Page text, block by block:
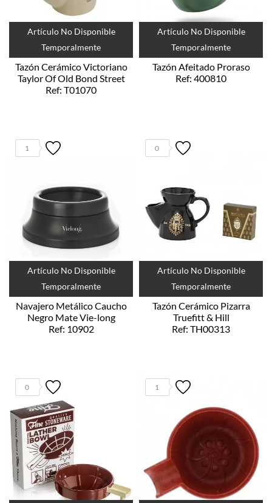
Artículo No Disponible
Temporalmente
Tazón Cerámico Victoriano
Taylor Of Old Bond Street
Ref: T01070
Artículo No Disponible
Temporalmente
Tazón Afeitado Proraso
Ref: 400810
Artículo No Disponible
Temporalmente
1
Navajero Metálico Caucho
Negro Mate Vie-long
Ref: 10902
Artículo No Disponible
Temporalmente
0
Tazón Cerámico Pizarra
Truefitt & Hill
Ref: TH00313
0 1